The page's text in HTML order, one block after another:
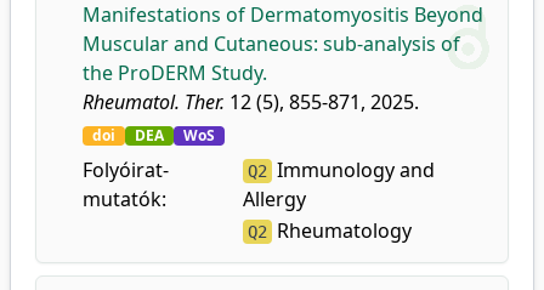
Manifestations of Dermatomyositis Beyond
Muscular and Cutaneous: sub-analysis of
the ProDERM Study.
Rheumatol. Ther. 12 (5), 855-871, 2025.
doi DEA WoS
Folyóirat-
mutatók:
Q2 Immunology and
Allergy
Q2 Rheumatology